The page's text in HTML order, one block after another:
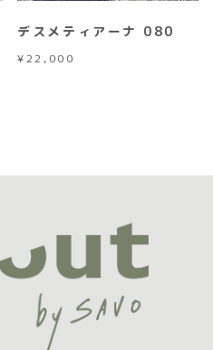
デスメティアーナ 080
¥22,000